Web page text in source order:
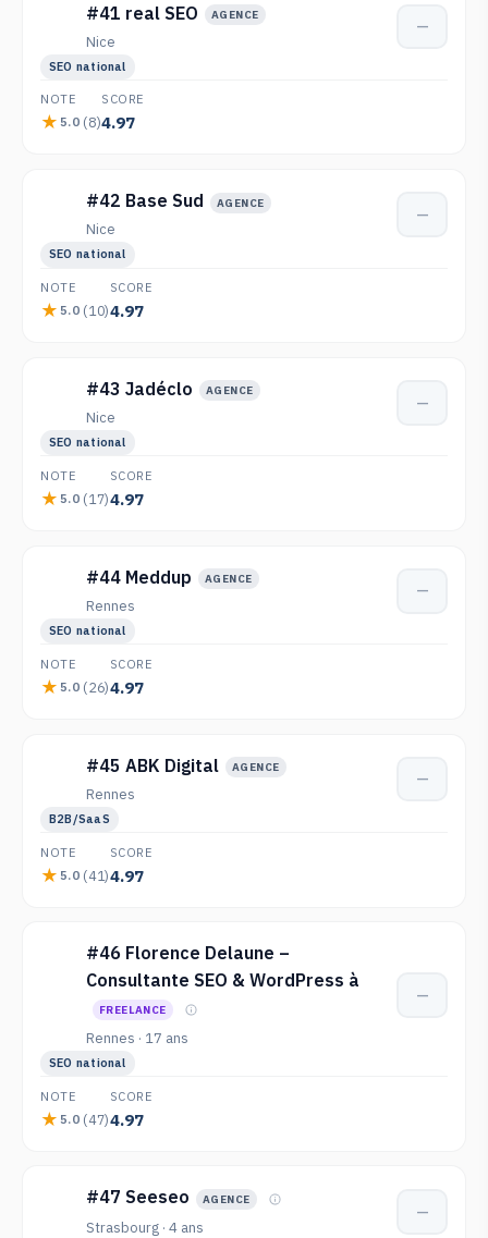
#41 real SEO AGENCE
Nice
—
SEO national
NOTE
5.0 (8)
SCORE
4.97
#42 Base Sud AGENCE
Nice
—
SEO national
NOTE
5.0 (10)
SCORE
4.97
#43 Jadéclo AGENCE
Nice
—
SEO national
NOTE
5.0 (17)
SCORE
4.97
#44 Meddup AGENCE
Rennes
—
SEO national
NOTE
5.0 (26)
SCORE
4.97
#45 ABK Digital AGENCE
Rennes
—
B2B/SaaS
NOTE
5.0 (41)
SCORE
4.97
#46 Florence Delaune –
Consultante SEO & WordPress à
FREELANCE
Rennes · 17 ans
—
SEO national
NOTE
5.0 (47)
SCORE
4.97
#47 Seeseo AGENCE
Strasbourg · 4 ans
—